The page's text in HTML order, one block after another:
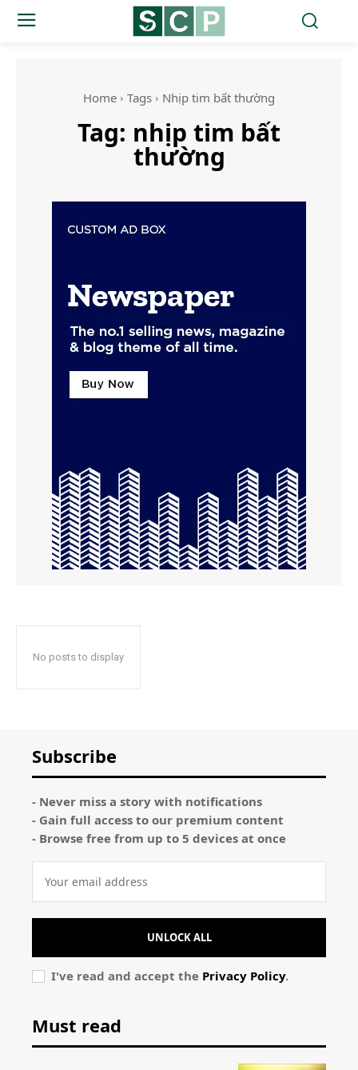
Home Tags Nhịp tim bất thường
Tag: nhịp tim bất
thường
No posts to display
Subscribe
- Never miss a story with notifications
- Gain full access to our premium content
- Browse free from up to 5 devices at once
UNLOCK ALL
I've read and accept the Privacy Policy.
Must read